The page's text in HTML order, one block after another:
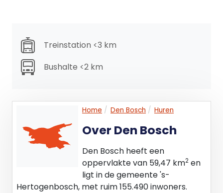
attentiewaarde.
OPLEVERINGSNIVEAU KANTOORRUIMTE
De kantoorruimte wordt in de huidige, instapklare
navolgende voorzieningen:
• Diverse airco-units;
• PVC vloerafwerking
• Systeemplafond met ledverlichting;
• Luchtklimaatsysteem;
• Indeling conform huidige indeling bestaande uit
scheidingswanden (deels glaswanden);
• Verwarming middels radiatoren;
Treinstation <3 km
Bushalte <2 km
Home Den Bosch Huren
Over Den Bosch
Den Bosch heeft een
oppervlakte van 59,47 km2 en
ligt in de gemeente 's-
Hertogenbosch, met ruim 155.490 inwoners.